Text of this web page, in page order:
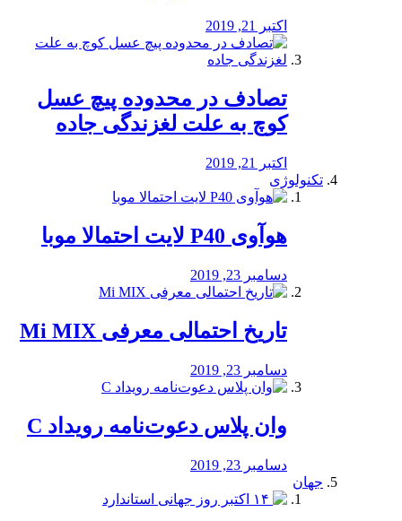
اکتبر 21, 2019
تصادف در محدوده پیچ عسل
کوچ به علت لغزندگی جاده
اکتبر 21, 2019
تکنولوژی
هوآوی P40 لایت احتمالا موبا
دسامبر 23, 2019
تاریخ احتمالی معرفی Mi MIX
دسامبر 23, 2019
وان پلاس دعوت‌نامه رویداد C
دسامبر 23, 2019
جهان